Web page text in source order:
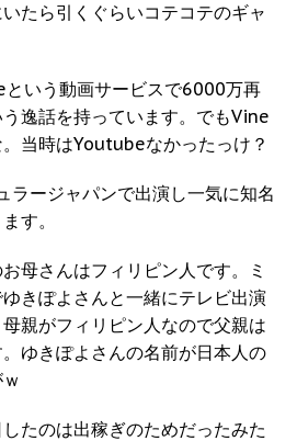
たら引くぐらいコテコテのギャ
という動画サービスで6000万再
逸話を持っています。でもVine
当時はYoutubeなかったっけ？
ラージャパンで出演し一気に知名
す。
母さんはフィリピン人です。ミ
きぽよさんと一緒にテレビ出演
親がフィリピン人なので父親は
ゆきぽよさんの名前が日本人の
たのは出稼ぎのためだったみた